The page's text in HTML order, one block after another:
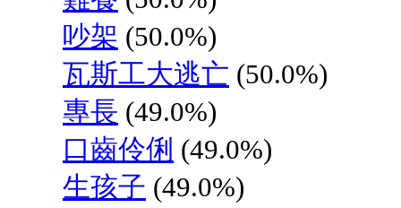
吵架 (50.0%)
瓦斯工大逃亡 (50.0%)
專長 (49.0%)
口齒伶俐 (49.0%)
生孩子 (49.0%)